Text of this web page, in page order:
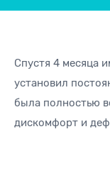
Спустя 4 месяца
установил
была полностью
дискомфорт и